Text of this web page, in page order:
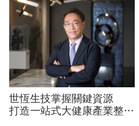
號為何退出
世恆生技掌握關鍵資源
打造一站式大健康產業整合